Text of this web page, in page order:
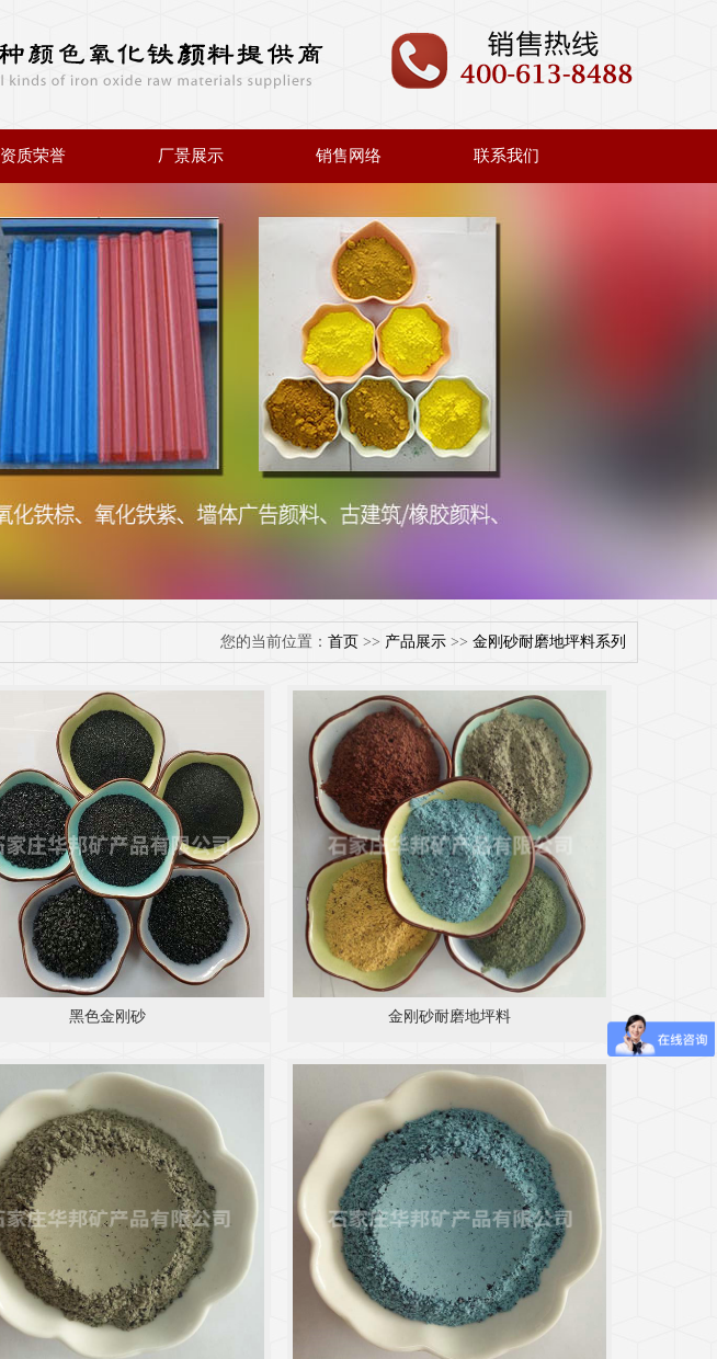
资质荣誉 厂景展示 销售网络 联系我们
您的当前位置： 首页 >> 产品展示 >> 金刚砂耐磨地坪料系列
黑色金刚砂 金刚砂耐磨地坪料